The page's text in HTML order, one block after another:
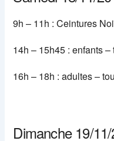
9h – 11h : Ceintures
14h – 15h45 : enfants
16h – 18h : adultes –
Dimanche 19/